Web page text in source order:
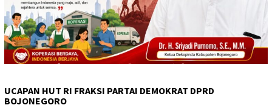
UCAPAN HUT RI FRAKSI PARTAI DEMOKRAT DPRD
BOJONEGORO